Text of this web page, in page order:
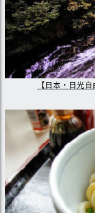
【日本・日光